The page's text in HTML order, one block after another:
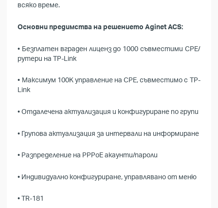
всяко време.
Основни предимства на решението Aginet ACS:
• Безплатен вграден лиценз до 1000 съвместими CPE/
рутери на TP-Link
• Максимум 100K управление на CPE, съвместимо с TP-
Link
• Отдалечена актуализация и конфигуриране по групи
• Групова актуализация за интервали на информиране
• Разпределение на PPPoE акаунти/пароли
• Индивидуално конфигуриране, управлявано от меню
• TR-181